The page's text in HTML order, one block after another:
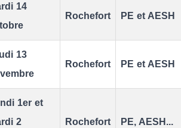
14
Rochefort PE et AESH
13
Rochefort PE et AESH
1er et
2
Rochefort PE, AESH...